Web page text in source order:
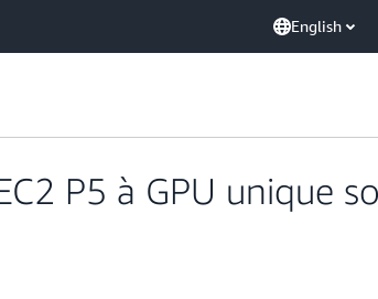
English
P5 à GPU unique